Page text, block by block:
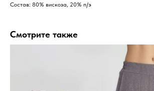
Состав: 80% вискоза, 20% п/э
Смотрите также